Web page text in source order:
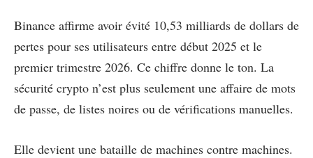
Binance affirme avoir évité 10,53 milliards de dollars de
pertes pour ses utilisateurs entre début 2025 et le
premier trimestre 2026. Ce chiffre donne le ton. La
sécurité crypto n’est plus seulement une affaire de mots
de passe, de listes noires ou de vérifications manuelles.
Elle devient une bataille de machines contre machines.